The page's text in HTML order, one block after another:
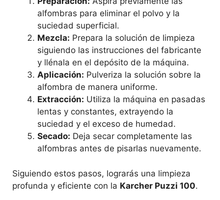
alfombras para eliminar el polvo y la
suciedad superficial.
Mezcla: Prepara la solución de limpieza
siguiendo las instrucciones del fabricante
y llénala en el depósito de la máquina.
Aplicación: Pulveriza la solución sobre la
alfombra de manera uniforme.
Extracción: Utiliza la máquina en pasadas
lentas y constantes, extrayendo la
suciedad y el exceso de humedad.
Secado: Deja secar completamente las
alfombras antes de pisarlas nuevamente.
Siguiendo estos pasos, lograrás una limpieza
profunda y eficiente con la Karcher Puzzi 100.